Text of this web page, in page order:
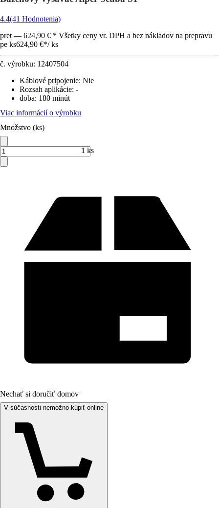
4.4(41 Hodnotenia)
preț — 624,90 € * Všetky ceny vr. DPH a bez nákladov na prepravu
pe ks624,90 €*/ ks
č. výrobku: 12407504
Káblové pripojenie: Nie
Rozsah aplikácie: -
doba: 180 minút
Viac informácií o výrobku
Množstvo (ks)
1 ks
Nechať si doručiť domov
V súčasnosti nemožno kúpiť online